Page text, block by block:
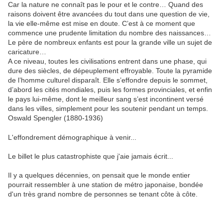
Car la nature ne connaît pas le pour et le contre… Quand des
raisons doivent être avancées du tout dans une question de vie,
la vie elle-même est mise en doute. C’est à ce moment que
commence une prudente limitation du nombre des naissances…
Le père de nombreux enfants est pour la grande ville un sujet de
caricature…
A ce niveau, toutes les civilisations entrent dans une phase, qui
dure des siècles, de dépeuplement effroyable. Toute la pyramide
de l’homme culturel disparaît. Elle s’effondre depuis le sommet,
d’abord les cités mondiales, puis les formes provinciales, et enfin
le pays lui-même, dont le meilleur sang s’est incontinent versé
dans les villes, simplement pour les soutenir pendant un temps.
Oswald Spengler (1880-1936)
L'effondrement démographique à venir...
Le billet le plus catastrophiste que j'aie jamais écrit...
Il y a quelques décennies, on pensait que le monde entier
pourrait ressembler à une station de métro japonaise, bondée
d'un très grand nombre de personnes se tenant côte à côte.